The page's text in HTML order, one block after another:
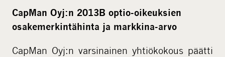
d
i
CapMan Oyj:n 2013B optio-oikeuksien
osakemerkintähinta ja markkina-arvo
CapMan Oyj:n varsinainen yhtiökokous päätti